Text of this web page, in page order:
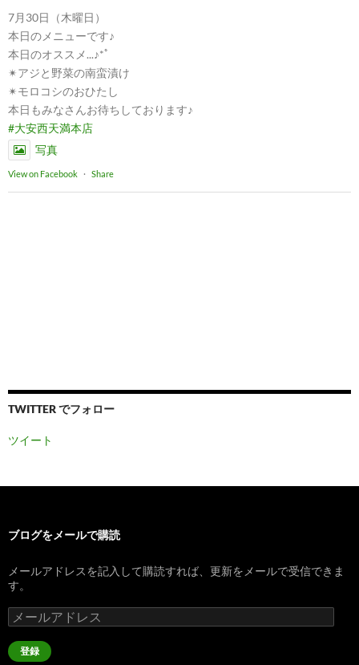
7月30日（木曜日）
本日のメニューです♪
本日のオススメ...♪*ﾟ
✴︎アジと野菜の南蛮漬け
✴︎モロコシのおひたし
本日もみなさんお待ちしております♪
#大安西天満本店
写真
View on Facebook · Share
TWITTER でフォロー
ツイート
ブログをメールで購読
メールアドレスを記入して購読すれば、更新をメールで受信できま
す。
メ
ー
ル
ア 登録